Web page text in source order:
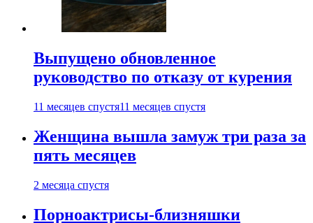
Выпущено обновленное
руководство по отказу от курения
11 месяцев спустя11 месяцев спустя
Женщина вышла замуж три раза за
пять месяцев
2 месяца спустя
Порноактрисы-близняшки